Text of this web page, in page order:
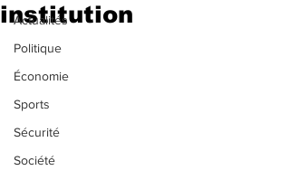
Actualités
Politique
Économie
Sports
Sécurité
Société
institution